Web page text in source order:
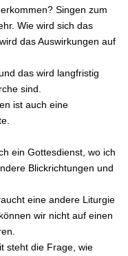
Singen zum
Wie wird sich das
das Auswirkungen auf
das wird langfristig
sind.
ist auch eine
ein Gottesdienst, wo ich
Blickrichtungen und
eine andere Liturgie
wir nicht auf einen
steht die Frage, wie